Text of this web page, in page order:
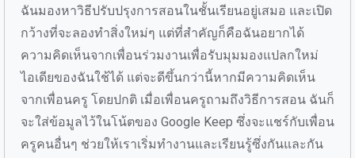
ฉันมองหาวิธีปรับปรุงการสอนในชั้นเรียนอยู่เสมอ และเปิด
กว้างที่จะลองทำสิ่งใหม่ๆ แต่ที่สำคัญก็คือฉันอยากได้
ความคิดเห็นจากเพื่อนร่วมงานเพื่อรับมุมมองแปลกใหม่
ไอเดียของฉันใช้ได้ แต่จะดีขึ้นกว่านี้หากมีความคิดเห็น
จากเพื่อนครู โดยปกติ เมื่อเพื่อนครูถามถึงวิธีการสอน ฉันก็
จะใส่ข้อมูลไว้ในโน้ตของ Google Keep ซึ่งจะแชร์กับเพื่อน
ครูคนอื่นๆ ช่วยให้เราเริ่มทำงานและเรียนรู้ซึ่งกันและกัน